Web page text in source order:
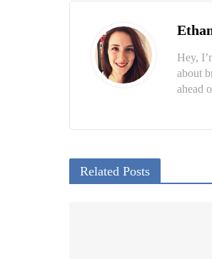
Hey,
about
ahead
Related Posts